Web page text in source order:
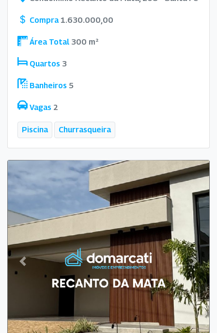
Compra 1.630.000,00
Área Total 300 m²
Quartos 3
Banheiros 5
Vagas 2
Piscina Churrasqueira
Previous Next